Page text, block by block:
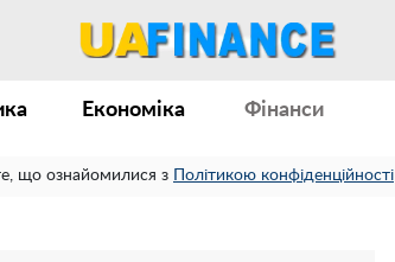
Економіка Фінанси
що ознайомилися з Політикою конфіденційності